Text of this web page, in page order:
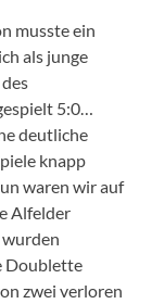
musste ein
als junge
5:0…
deutliche
knapp
waren wir auf
Alfelder
Doublette
zwei verloren